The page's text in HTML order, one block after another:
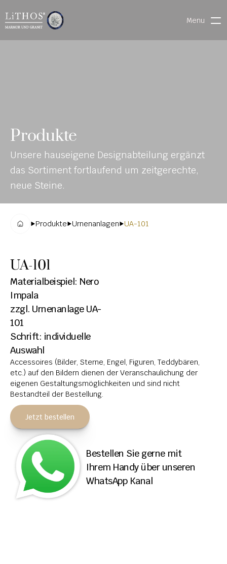
Menu
INE-
KAT
ALO
G
MATERIALIEN
STEINMETZFINDER
3D-KONFIGURATOR
DOWNLOADS
DENKMALE
MAGRADO
KOLUMBARIEN
BREITSTEINE
LIEGESTEINE
URNENANLAGEN
LEUCHTGRABMALE
ACCESSOIRES
KONTAKT
ADRESSEN NIEDERLASSUNGEN
ÖFFNUNGSZEITEN
IMPRESSUM
ÜBER LITHOS
HISTORIE
Produkte
Unsere hauseigene Designabteilung ergänzt
das Sortiment fortlaufend um zeitgerechte,
neue Steine.
Produkte Urnenanlagen UA-101
UA-101
Materialbeispiel: Nero
Impala
zzgl. Urnenanlage UA-
101
Schrift: individuelle
Auswahl
Accessoires (Bilder, Sterne, Engel, Figuren, Teddybären,
etc.) auf den Bildern dienen der Veranschaulichung der
eigenen Gestaltungsmöglichkeiten und sind nicht
Bestandteil der Bestellung.
Jetzt bestellen
Bestellen Sie gerne mit
Ihrem Handy über unseren
WhatsApp Kanal